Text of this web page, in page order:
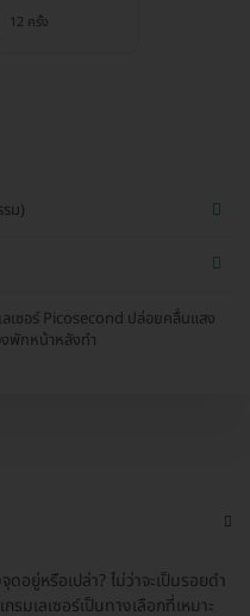
12 ครั้ง
ม)
ลเซอร์ Picosecond ปล่อยคลื่นแสง
งพักหน้าหลังทำ
ยู่หรือเปล่า? ไม่ว่าจะเป็นรอยดำ
มเลเซอร์เป็นทางเลือกที่เหมาะ